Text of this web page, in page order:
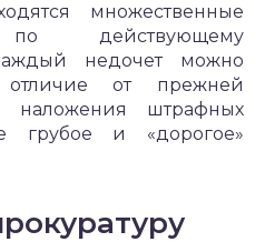
множественные
действующему
недочет можно
от прежней
наложения штрафных
грубое и «дорогое»